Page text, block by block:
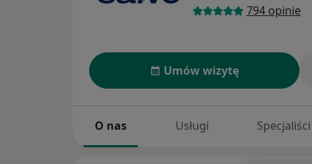
794 opinie
Umów wizytę
O nas Usługi Specjaliści